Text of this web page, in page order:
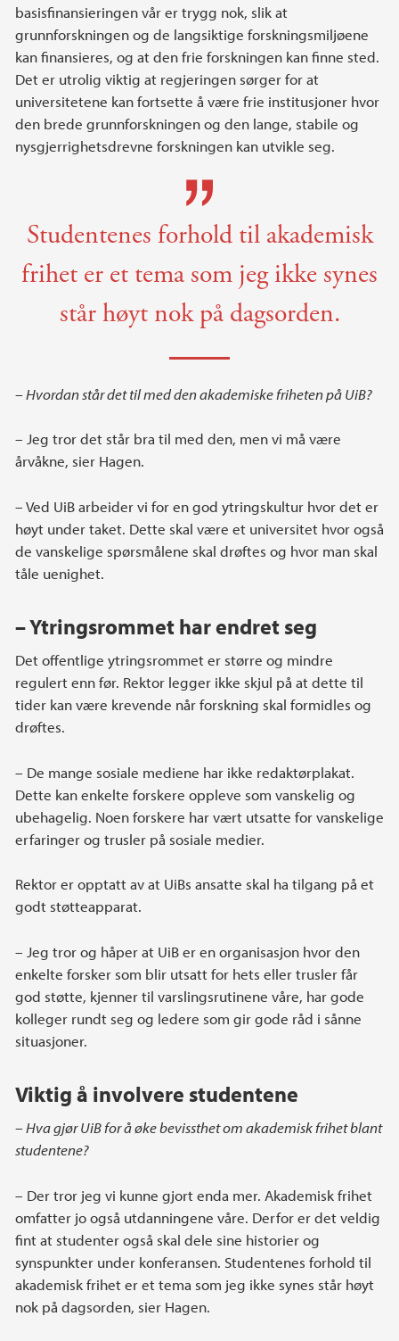
basisfinansieringen vår er trygg nok, slik at
grunnforskningen og de langsiktige forskningsmiljøene
kan finansieres, og at den frie forskningen kan finne sted.
Det er utrolig viktig at regjeringen sørger for at
universitetene kan fortsette å være frie institusjoner hvor
den brede grunnforskningen og den lange, stabile og
nysgjerrighetsdrevne forskningen kan utvikle seg.
Studentenes forhold til akademisk
frihet er et tema som jeg ikke synes
står høyt nok på dagsorden.
– Hvordan står det til med den akademiske friheten på UiB?
– Jeg tror det står bra til med den, men vi må være
årvåkne, sier Hagen.
– Ved UiB arbeider vi for en god ytringskultur hvor det er
høyt under taket. Dette skal være et universitet hvor også
de vanskelige spørsmålene skal drøftes og hvor man skal
tåle uenighet.
– Ytringsrommet har endret seg
Det offentlige ytringsrommet er større og mindre
regulert enn før. Rektor legger ikke skjul på at dette til
tider kan være krevende når forskning skal formidles og
drøftes.
– De mange sosiale mediene har ikke redaktørplakat.
Dette kan enkelte forskere oppleve som vanskelig og
ubehagelig. Noen forskere har vært utsatte for vanskelige
erfaringer og trusler på sosiale medier.
Rektor er opptatt av at UiBs ansatte skal ha tilgang på et
godt støtteapparat.
– Jeg tror og håper at UiB er en organisasjon hvor den
enkelte forsker som blir utsatt for hets eller trusler får
god støtte, kjenner til varslingsrutinene våre, har gode
kolleger rundt seg og ledere som gir gode råd i sånne
situasjoner.
Viktig å involvere studentene
– Hva gjør UiB for å øke bevissthet om akademisk frihet blant
studentene?
– Der tror jeg vi kunne gjort enda mer. Akademisk frihet
omfatter jo også utdanningene våre. Derfor er det veldig
fint at studenter også skal dele sine historier og
synspunkter under konferansen. Studentenes forhold til
akademisk frihet er et tema som jeg ikke synes står høyt
nok på dagsorden, sier Hagen.